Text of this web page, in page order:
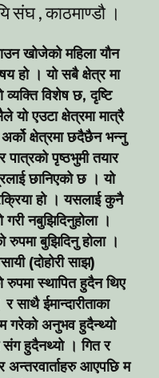
संघ , काठमाण्डौ ।
खोजेको महिला यौन
हो । यो सबै क्षेत्र मा
विशेष छ, दृष्टि
एउटा क्षेत्रमा मात्रै
क्षेत्रमा छदैछैन भन्नु
पात्रको पृष्ठभुमी तयार
छानिएको छ । यो
हो । यसलाई कुनै
गरी नबुझिदिनुहोला ।
बुझिदिनु होला ।
(दोहोरी साझ)
स्थापित हुदैन थिए
ईमान्दारीताका
गरेको अनुभव हुदैन्थ्यो
हुदैनथ्यो । गित र
अन्तरवार्ताहरु आएपछि म